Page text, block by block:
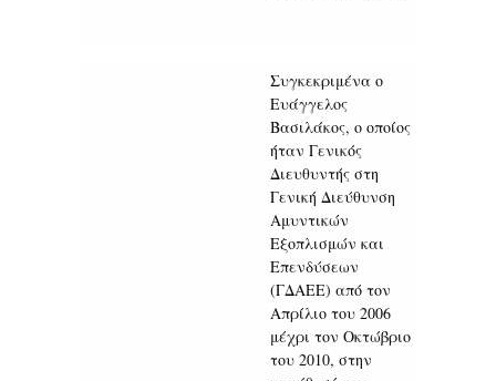
Συγκεκριμένα ο
Ευάγγελος
Βασιλάκος, ο οποίος
ήταν Γενικός
Διευθυντής στη
Γενική Διεύθυνση
Αμυντικών
Εξοπλισμών και
Επενδύσεων
(ΓΔΑΕΕ) από τον
Απρίλιο του 2006
μέχρι τον Οκτώβριο
του 2010, στην